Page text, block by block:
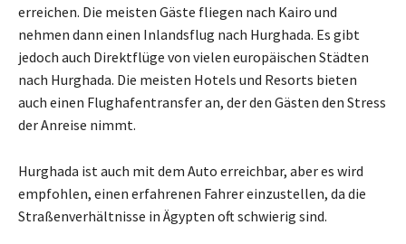
erreichen. Die meisten Gäste fliegen nach Kairo und
nehmen dann einen Inlandsflug nach Hurghada. Es gibt
jedoch auch Direktflüge von vielen europäischen Städten
nach Hurghada. Die meisten Hotels und Resorts bieten
auch einen Flughafentransfer an, der den Gästen den Stress
der Anreise nimmt.
Hurghada ist auch mit dem Auto erreichbar, aber es wird
empfohlen, einen erfahrenen Fahrer einzustellen, da die
Straßenverhältnisse in Ägypten oft schwierig sind.